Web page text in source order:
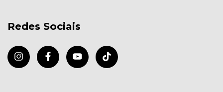
Redes Sociais